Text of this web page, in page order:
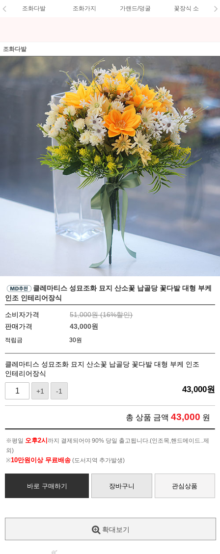
조화다발 조화가지 가랜드/덩굴 꽃장식 소
조화다발
클레마티스 성묘조화 묘지 산소꽃 납골당 꽃다발 대형 부케
인조 인테리어장식
소비자가격 51,000원 (16%할인)
판매가격
43,000원
적립금 30원
클레마티스 성묘조화 묘지 산소꽃 납골당 꽃다발 대형 부케 인조
인테리어장식
+1 -1 43,000원
총 상품 금액 43,000 원
※평일 오후2시 까지 결제되어야 90% 당일 출고됩니다.(인조목,핸드메이드..제
외)
※10만원이상 무료배송 (도서지역 추가발생)
바로 구매하기 장바구니 관심상품
확대보기